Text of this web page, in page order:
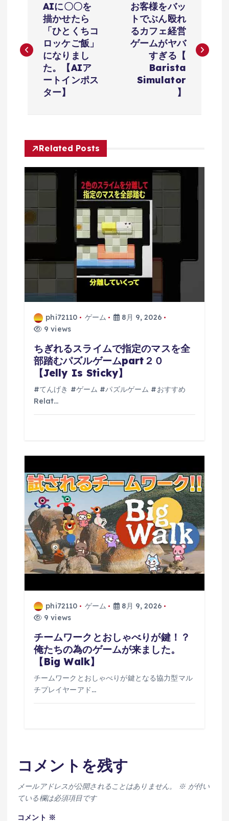
ナ
シ
ョ
ン
AIに〇〇を
描かせたら
「ひとくちコ
ロッケご飯」
になりまし
た。【AIア
ートインポス
ター】
お客様をバッ
トでぶん殴れ
るカフェ経営
ゲームがヤバ
すぎる【
Barista
Simulator
】
Related Posts
phi72110 ゲーム
8月 9, 2026
9 views
ちぎれるスライムで指定のマスを全
部踏むパズルゲームpart２０
【Jelly Is Sticky】
#てんげき #ゲーム #パズルゲーム #おすすめ
Relat…
phi72110 ゲーム
8月 9, 2026
9 views
チームワークとおしゃべりが鍵！？
俺たちの為のゲームが来ました。
【Big Walk】
チームワークとおしゃべりが鍵となる協力型マル
チプレイヤーアド…
コメントを残す
メールアドレスが公開されることはありません。 ※が付い
ている欄は必須項目です
コメント ※